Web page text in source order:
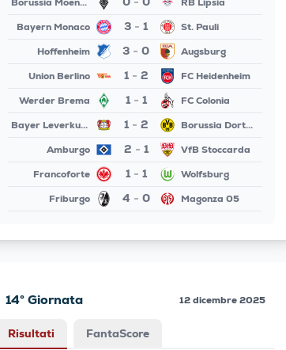
-
Bayern Monaco
3 - 1
St. Pauli
Hoffenheim
3 - 0
Augsburg
Union Berlino
1- 2
FC Heidenheim
Werder Brema
1- 1
FC Colonia
Bayer Leverkusen
1- 2
Borussia Dortmund
Amburgo
2 - 1
VfB Stoccarda
Francoforte
1- 1
Wolfsburg
Friburgo
4 - 0 Magonza 05
14° Giornata 12 dicembre 2025
Risultati FantaScore